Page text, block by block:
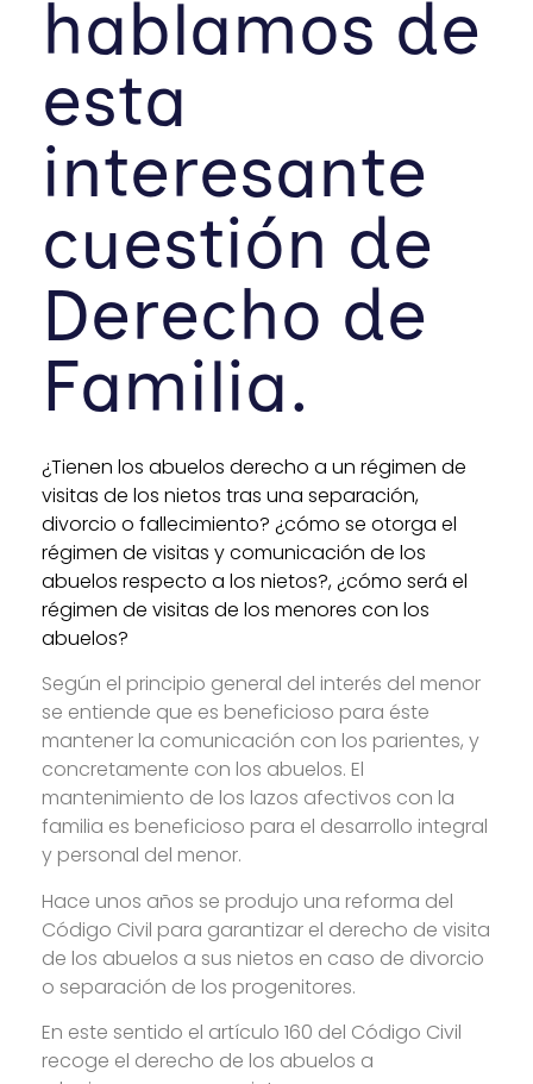
hablamos de
esta
interesante
cuestión de
Derecho de
Familia.
¿Tienen los abuelos derecho a un régimen de
visitas de los nietos tras una separación,
divorcio o fallecimiento? ¿cómo se otorga el
régimen de visitas y comunicación de los
abuelos respecto a los nietos?, ¿cómo será el
régimen de visitas de los menores con los
abuelos?
Según el principio general del interés del menor
se entiende que es beneficioso para éste
mantener la comunicación con los parientes, y
concretamente con los abuelos. El
mantenimiento de los lazos afectivos con la
familia es beneficioso para el desarrollo integral
y personal del menor.
Hace unos años se produjo una reforma del
Código Civil para garantizar el derecho de visita
de los abuelos a sus nietos en caso de divorcio
o separación de los progenitores.
En este sentido el artículo 160 del Código Civil
recoge el derecho de los abuelos a